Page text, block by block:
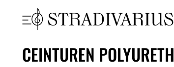
CEINTUREN